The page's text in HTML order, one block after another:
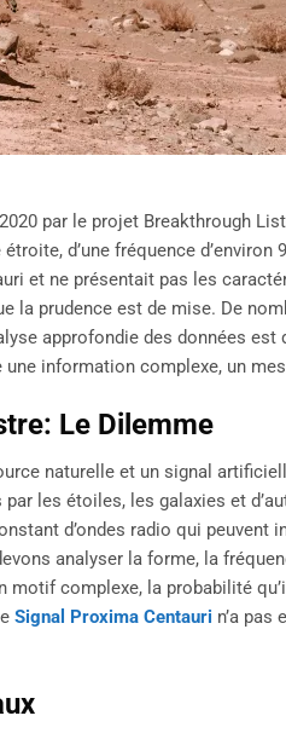
par le projet Breakthrough
d’une fréquence d’environ
et ne présentait pas les
la prudence est de mise. De
approfondie des données est
une information complexe, un
Le Dilemme
naturelle et un signal
les étoiles, les galaxies et
d’ondes radio qui peuvent
analyser la forme, la
motif complexe, la probabilité
Signal Proxima Centauri n’a pas